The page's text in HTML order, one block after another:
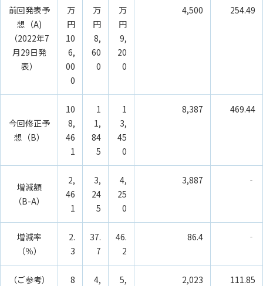
前回発表予
想（A)
（2022年7
月29日発
表）
万
円
10
6,
00
0
万
円
8,
60
0
万
円
9,
20
0
4,500
254.49
今回修正予
想（B）
10
8,
46
1
1
1,
84
5
1
3,
45
0
8,387 469.44
増減額
（B-A）
2,
46
1
3,
24
5
4,
25
0
3,887 ‐
増減率
（％）
2.
3
37.
7
46.
2
86.4 ‐
（ご参考）
8
4,
5,
2,023 111.85